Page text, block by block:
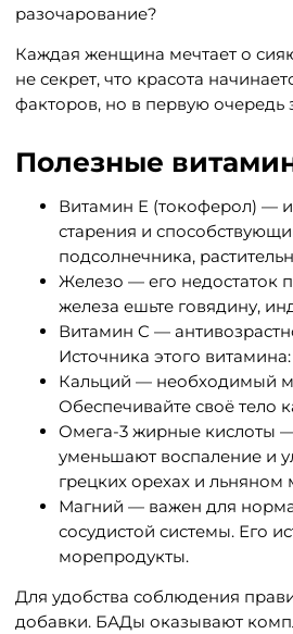
разочарование?
Каждая женщина мечтает о
не секрет, что красота
факторов, но в первую очередь
Полезные
Витамин E (токоферол) —
старения и
подсолнечника,
Железо — его недостаток
железа ешьте говядину,
Витамин C —
Источника этого
Кальций — необходимый
Обеспечивайте своё тело
Омега-3 жирные кислоты
уменьшают воспаление и
грецких орехах и льняном
Магний — важен для
сосудистой системы. Его
морепродукты.
Для удобства соблюдения
добавки. БАДы оказывают